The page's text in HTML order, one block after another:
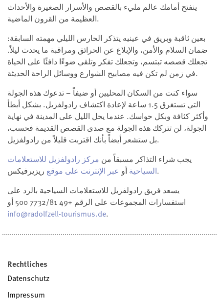
ينفتح أمامك عالم مليء بالقصص والأسرار الصغيرة والأحداث
العظيمة من القرون الماضية.
بعين ثاقبة وبريق في عينيه يتذكر الحارس الليلي مهمته السابقة:
ضمان السلام والأمن، والإبلاغ عن الحرائق ومراقبة ما يحدث ليلاً.
تجعلك قصصه تبتسم، وتجعلك تفكر وتلقي ضوءًا دافئًا على الحياة
في زمن لم تكن فيه مصابيح الشوارع ووسائل الراحة الحديثة.
سواء كنت من السكان المحليين أو ضيفاً – تدعوك هذه الجولة
التي تستغرق 1.5 ساعة لإعادة اكتشاف رادولفزيل. بشكل أبطأ
وأكثر كثافة وبكل حواسك. عندما يحل الليل على المدينة في نهاية
الجولة، لن تتركك هذه الجولة مع صدى القصص القديمة فحسب،
بل ستشعر أيضاً بأنك اقتربت قليلاً من رادولفزيل.
يجب شراء التذاكر مسبقاً من مركز رادولفزيل للاستعلامات
السياحية أو عبر الإنترنت على موقع
ريزيرفيكس.
يسعد فريق رادولفزيل للاستعلامات السياحية بالرد على
استفسارات المجموعات على الرقم +49 7732/81 500 أو
info@radolfzell-tourismus.de.
Rechtliches
Datenschutz
Impressum